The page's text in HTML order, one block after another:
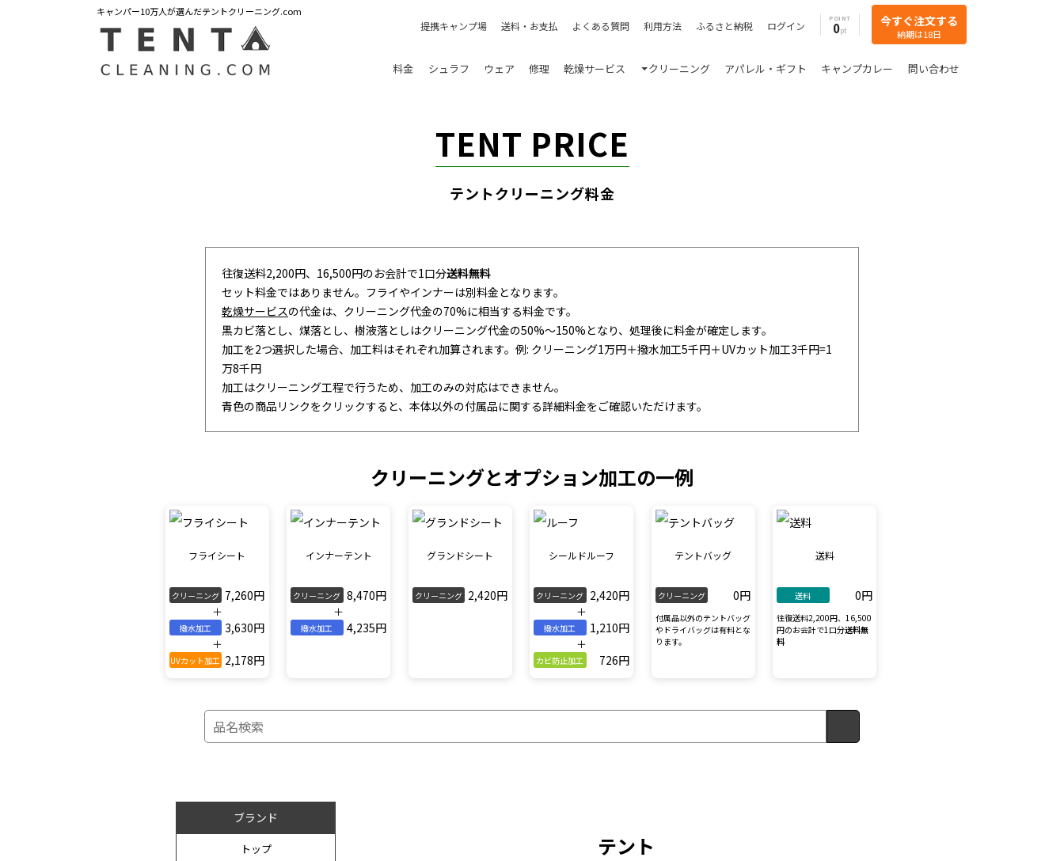
キャンパー10万人が選んだテントクリーニング.com
提携キャンプ場 送料・お支払 よくある質問 利用方法 ふるさと納税 ログイン
POINT
0 今すぐ注文する
納期は18日
料金 シュラフ ウェア 修理 乾燥サービス クリーニング アパレル・ギフト キャンプカレー 問い合わせ
TENT PRICE
テントクリーニング料金
往復送料2,200円、16,500円のお会計で1口分送料無料
セット料金ではありません。フライやインナーは別料金となります。
乾燥サービスの代金は、クリーニング代金の70%に相当する料金です。
黒カビ落とし、煤落とし、樹液落としはクリーニング代金の50%～150%となり、処理後に料金が確定します。
加工を2つ選択した場合、加工料はそれぞれ加算されます。例: クリーニング1万円＋撥水加工5千円＋UVカット加工3千円=1
万8千円
加工はクリーニング工程で行うため、加工のみの対応はできません。
青色の商品リンクをクリックすると、本体以外の付属品に関する詳細料金をご確認いただけます。
クリーニングとオプション加工の一例
フライシート
クリーニング 7,260円
＋
撥水加工 3,630円
＋
UVカット加工 2,178円
インナーテント
クリーニング 8,470円
＋
撥水加工 4,235円
グランドシート
クリーニング 2,420円
シールドルーフ
クリーニング 2,420円
＋
撥水加工 1,210円
＋
カビ防止加工 726円
テントバッグ
クリーニング 0円
付属品以外のテントバッグ
やドライバッグは有料とな
ります。
送料
送料 0円
往復送料2,200円、16,500
円のお会計で1口分送料無
料
ブランド
トップ テント